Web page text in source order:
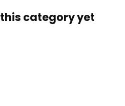
this category yet